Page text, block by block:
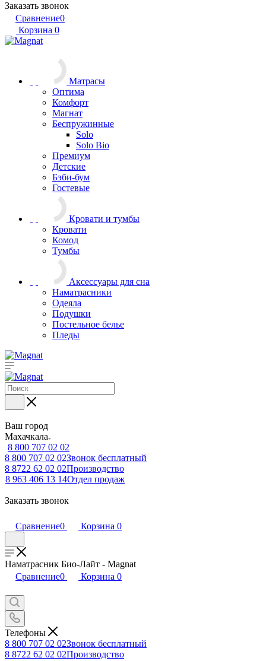
Заказать звонок
Сравнение0
Корзина 0
Матрасы
Оптима
Комфорт
Магнат
Беспружинные
Solo
Solo Bio
Премиум
Детские
Бэби-бум
Гостевые
Кровати и тумбы
Кровати
Комод
Тумбы
Аксессуары для сна
Наматрасники
Одеяла
Подушки
Постельное белье
Пледы
Ваш город
Махачкала
8 800 707 02 02
8 800 707 02 02Звонок бесплатный
8 8722 62 02 02Производство
8 963 406 13 14Отдел продаж
Заказать звонок
Сравнение0 Корзина 0
Наматрасник Био-Лайт - Magnat
Сравнение0 Корзина 0
Телефоны
8 800 707 02 02Звонок бесплатный
8 8722 62 02 02Производство